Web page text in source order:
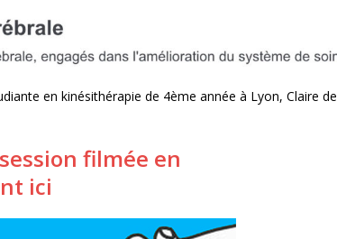
en kinésithérapie de 4ème année à Lyon, Claire de
filmée en
ici